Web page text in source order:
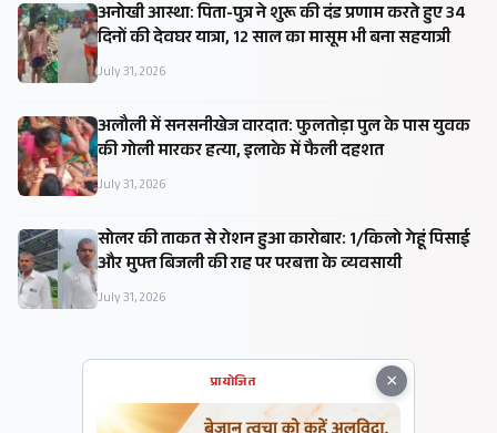
अनोखी आस्था: पिता-पुत्र ने शुरू की दंड प्रणाम करते हुए 34
दिनों की देवघर यात्रा, 12 साल का मासूम भी बना सहयात्री
July 31, 2026
अलौली में सनसनीखेज वारदात: फुलतोड़ा पुल के पास युवक
की गोली मारकर हत्या, इलाके में फैली दहशत
July 31, 2026
सोलर की ताकत से रोशन हुआ कारोबार: ₹1/किलो गेहूं पिसाई
और मुफ्त बिजली की राह पर परबत्ता के व्यवसायी
July 31, 2026
×
प्रायोजित